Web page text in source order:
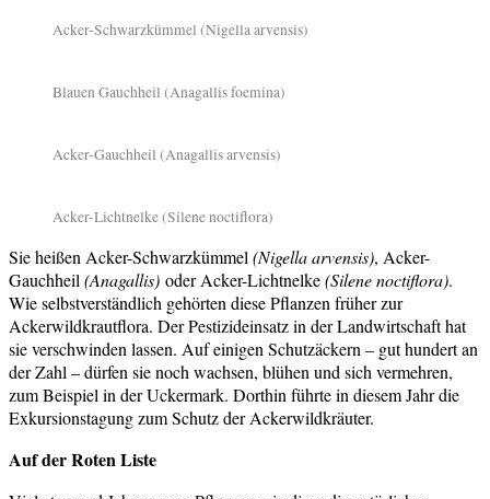
Acker-Schwarzkümmel (Nigella arvensis)
Blauen Gauchheil (Anagallis foemina)
Acker-Gauchheil (Anagallis arvensis)
Acker-Lichtnelke (Silene noctiflora)
Sie heißen Acker-Schwarzkümmel (Nigella arvensis), Acker-
Gauchheil (Anagallis) oder Acker-Lichtnelke(Silene noctiflora).
Wie selbstverständlich gehörten diese Pflanzen früher zur
Ackerwildkrautflora. Der Pestizideinsatz in der Landwirtschaft hat
sie verschwinden lassen. Auf einigen Schutzäckern – gut hundert an
der Zahl – dürfen sie noch wachsen, blühen und sich vermehren,
zum Beispiel in der Uckermark. Dorthin führte in diesem Jahr die
Exkursionstagung zum Schutz der Ackerwildkräuter.
Auf der Roten Liste